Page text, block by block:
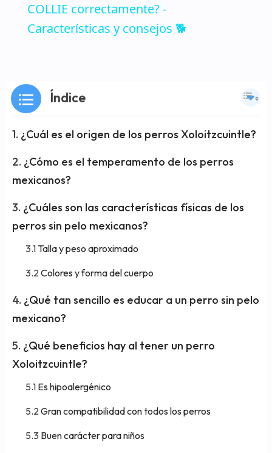
COLLIE correctamente? -
Características y consejos 🐕
Índice
¿Cuál es el origen de los perros Xoloitzcuintle?
¿Cómo es el temperamento de los perros
mexicanos?
¿Cuáles son las características físicas de los
perros sin pelo mexicanos?
Talla y peso aproximado
Colores y forma del cuerpo
¿Qué tan sencillo es educar a un perro sin pelo
mexicano?
¿Qué beneficios hay al tener un perro
Xoloitzcuintle?
Es hipoalergénico
Gran compatibilidad con todos los perros
Buen carácter para niños